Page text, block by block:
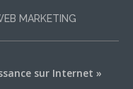
MARKETING
sur Internet »